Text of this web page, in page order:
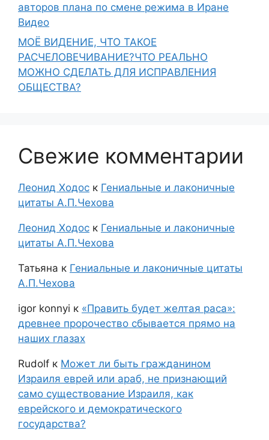
авторов плана по смене режима в Иране
Видео
МОЁ ВИДЕНИЕ, ЧТО ТАКОЕ
РАСЧЕЛОВЕЧИВАНИЕ?ЧТО РЕАЛЬНО
МОЖНО СДЕЛАТЬ ДЛЯ ИСПРАВЛЕНИЯ
ОБЩЕСТВА?
Свежие комментарии
Леонид Ходос к Гениальные и лаконичные
цитаты А.П.Чехова
Леонид Ходос к Гениальные и лаконичные
цитаты А.П.Чехова
Татьяна к Гениальные и лаконичные цитаты
А.П.Чехова
igor konnyi к «Править будет желтая раса»:
древнее пророчество сбывается прямо на
наших глазах
Rudolf к Может ли быть гражданином
Израиля еврей или араб, не признающий
само существование Израиля, как
еврейского и демократического
государства?